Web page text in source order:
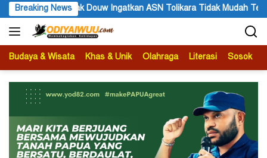
Langsung
ke
konten
Breaking News
Douw Ingatkan ASN Tolikara Tidak Mudah Terima Informasi yang
Budaya & Wisata Khas & Unik Olahraga Literasi Sosok